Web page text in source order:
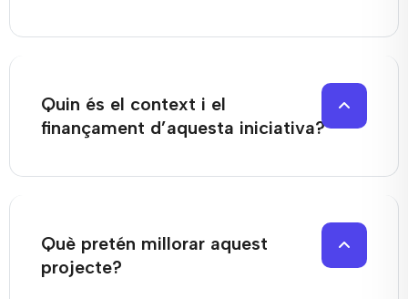
Quin és el context i el
finançament d’aquesta iniciativa?
Què pretén millorar aquest
projecte?